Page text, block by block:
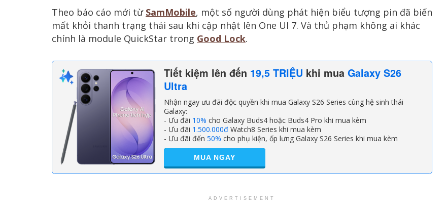
Theo báo cáo mới từ SamMobile, một số người dùng phát hiện biểu tượng pin đã biến
mất khỏi thanh trạng thái sau khi cập nhật lên One UI 7. Và thủ phạm không ai khác
chính là module QuickStar trong Good Lock.
Tiết kiệm lên đến 19,5 TRIỆU khi mua Galaxy S26
Ultra
Nhận ngay ưu đãi độc quyền khi mua Galaxy S26 Series cùng hệ sinh thái
Galaxy:
- Ưu đãi 10% cho Galaxy Buds4 hoặc Buds4 Pro khi mua kèm
- Ưu đãi 1.500.000đ Watch8 Series khi mua kèm
- Ưu đãi đến 50% cho phụ kiện, ốp lưng Galaxy S26 Series khi mua kèm
MUA NGAY
ADVERTISEMENT